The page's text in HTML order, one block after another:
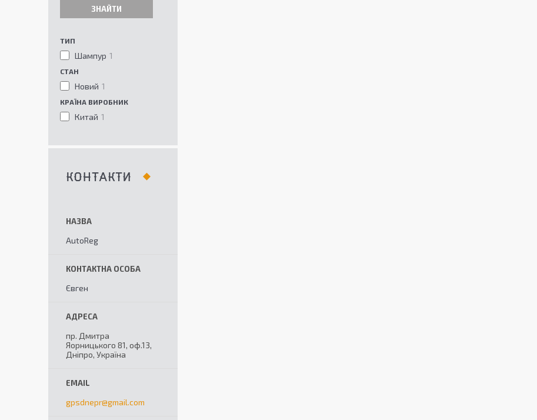
ЗНАЙТИ
ТИП
Шампур 1
СТАН
Новий 1
КРАЇНА ВИРОБНИК
Китай 1
КОНТАКТИ
AutoReg
Євген
пр. Дмитра
Яорницького 81, оф.13,
Дніпро, Україна
gpsdnepr@gmail.com